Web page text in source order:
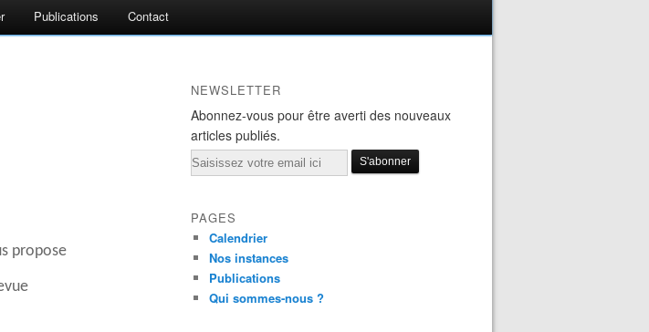
Publications Contact
propose
NEWSLETTER
Abonnez-vous pour être averti des nouveaux
articles publiés.
Email
PAGES
Calendrier
Nos instances
Publications
Qui sommes-nous ?